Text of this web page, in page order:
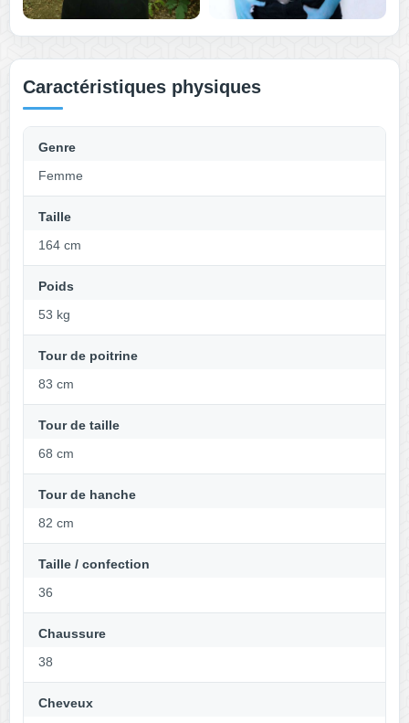
Caractéristiques physiques
Genre
Femme
Taille
164 cm
Poids
53 kg
Tour de poitrine
83 cm
Tour de taille
68 cm
Tour de hanche
82 cm
Taille / confection
36
Chaussure
38
Cheveux